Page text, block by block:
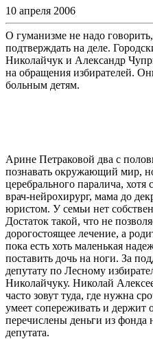
10 апреля 2006
О гуманизме не надо
подтверждать на деле.
Николайчук и Александр
на обращения избирателей.
больным детям.
Арине Петраковой два с
познавать окружающий мир,
церебрального паралича, хотя
врач-нейрохирург, мама до
юристом. У семьи нет
Достаток такой, что не
дорогостоящее лечение, а
пока есть хоть маленькая
поставить дочь на ноги. За
депутату по Лесному
Николайчуку. Николай
часто зовут туда, где нужна
умеет сопереживать и
перечислены деньги из фонда
депутата.